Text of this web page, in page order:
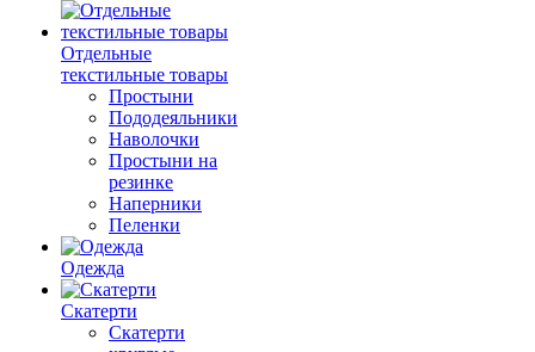
Отдельные
текстильные товары
Простыни
Пододеяльники
Наволочки
Простыни на
резинке
Наперники
Пеленки
Одежда
Скатерти
Скатерти